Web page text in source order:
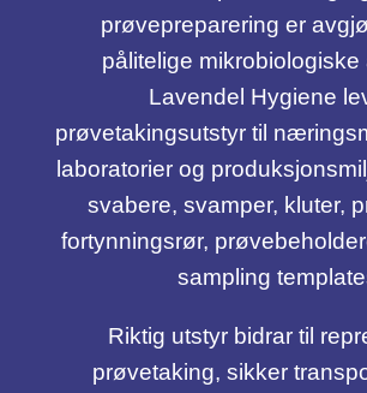
prøvepreparering er
pålitelige mikrobiologiske
Lavendel Hygiene
prøvetakingsutstyr til
laboratorier og
svabere, svamper, kluter,
fortynningsrør,
sampling
Riktig utstyr bidrar til
prøvetaking, sikker